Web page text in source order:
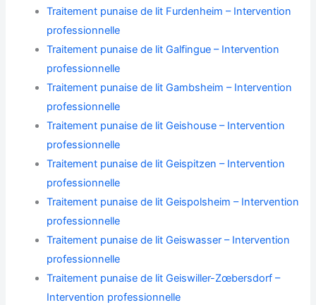
Traitement punaise de lit Furdenheim – Intervention
professionnelle
Traitement punaise de lit Galfingue – Intervention
professionnelle
Traitement punaise de lit Gambsheim – Intervention
professionnelle
Traitement punaise de lit Geishouse – Intervention
professionnelle
Traitement punaise de lit Geispitzen – Intervention
professionnelle
Traitement punaise de lit Geispolsheim – Intervention
professionnelle
Traitement punaise de lit Geiswasser – Intervention
professionnelle
Traitement punaise de lit Geiswiller-Zœbersdorf –
Intervention professionnelle